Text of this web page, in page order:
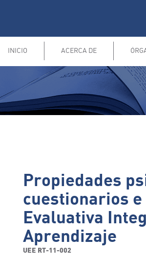
INICIO ACERCA DE
Propiedades
cuestionarios
Evaluativa
Aprendizaje
UEE RT-11-002